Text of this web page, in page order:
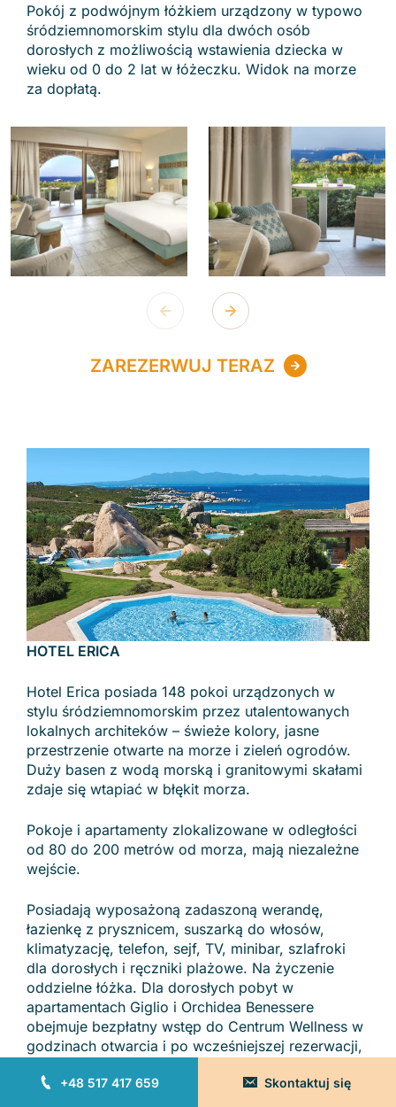
+48 517 417 659 Skontaktuj się
Pokój z podwójnym łóżkiem urządzony w typowo
śródziemnomorskim stylu dla dwóch osób
dorosłych z możliwością wstawienia dziecka w
wieku od 0 do 2 lat w łóżeczku. Widok na morze
za dopłatą.
ZAREZERWUJ TERAZ
HOTEL ERICA
Hotel Erica posiada 148 pokoi urządzonych w
stylu śródziemnomorskim przez utalentowanych
lokalnych architeków – świeże kolory, jasne
przestrzenie otwarte na morze i zieleń ogrodów.
Duży basen z wodą morską i granitowymi skałami
zdaje się wtapiać w błękit morza.
Pokoje i apartamenty zlokalizowane w odległości
od 80 do 200 metrów od morza, mają niezależne
wejście.
Posiadają wyposażoną zadaszoną werandę,
łazienkę z prysznicem, suszarką do włosów,
klimatyzację, telefon, sejf, TV, minibar, szlafroki
dla dorosłych i ręczniki plażowe. Na życzenie
oddzielne łóżka. Dla dorosłych pobyt w
apartamentach Giglio i Orchidea Benessere
obejmuje bezpłatny wstęp do Centrum Wellness w
godzinach otwarcia i po wcześniejszej rezerwacji,
cardio-fitness i strefy relaksu.